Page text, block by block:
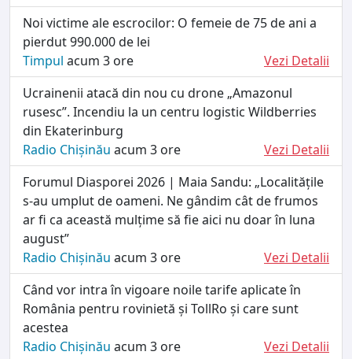
Noi victime ale escrocilor: O femeie de 75 de ani a
pierdut 990.000 de lei
Timpul acum 3 ore
Vezi Detalii
Ucrainenii atacă din nou cu drone „Amazonul
rusesc”. Incendiu la un centru logistic Wildberries
din Ekaterinburg
Radio Chișinău acum 3 ore
Vezi Detalii
Forumul Diasporei 2026 | Maia Sandu: „Localitățile
s-au umplut de oameni. Ne gândim cât de frumos
ar fi ca această mulțime să fie aici nu doar în luna
august”
Radio Chișinău acum 3 ore
Vezi Detalii
Când vor intra în vigoare noile tarife aplicate în
România pentru rovinietă și TollRo și care sunt
acestea
Radio Chișinău acum 3 ore
Vezi Detalii